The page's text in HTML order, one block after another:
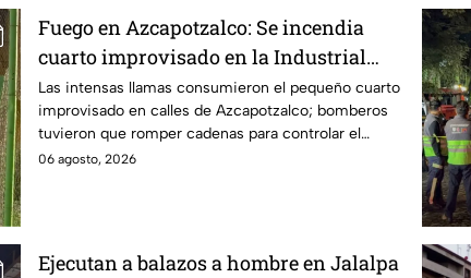
Fuego en Azcapotzalco: Se incendia
cuarto improvisado en la Industrial
Vallejo; rompen cadenas para combatir
las llamas
Las intensas llamas consumieron el pequeño cuarto
improvisado en calles de Azcapotzalco; bomberos
tuvieron que romper cadenas para controlar el
incendio.
06 agosto, 2026
Ejecutan a balazos a hombre en Jalalpa